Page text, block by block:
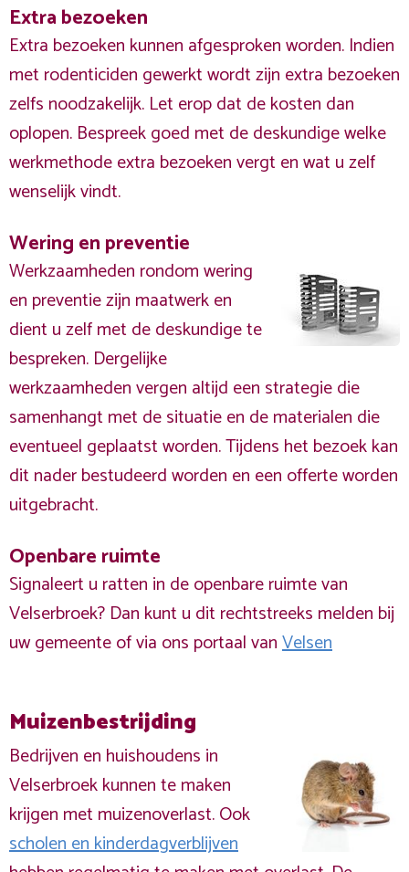
Extra bezoeken
Extra bezoeken kunnen afgesproken worden. Indien
met rodenticiden gewerkt wordt zijn extra bezoeken
zelfs noodzakelijk. Let erop dat de kosten dan
oplopen. Bespreek goed met de deskundige welke
werkmethode extra bezoeken vergt en wat u zelf
wenselijk vindt.
Wering en preventie
Werkzaamheden rondom wering
en preventie zijn maatwerk en
dient u zelf met de deskundige te
bespreken. Dergelijke
werkzaamheden vergen altijd een strategie die
samenhangt met de situatie en de materialen die
eventueel geplaatst worden. Tijdens het bezoek kan
dit nader bestudeerd worden en een offerte worden
uitgebracht.
Openbare ruimte
Signaleert u ratten in de openbare ruimte van
Velserbroek? Dan kunt u dit rechtstreeks melden bij
uw gemeente of via ons portaal vanVelsen
Muizenbestrijding
Bedrijven en huishoudens in
Velserbroek kunnen te maken
krijgen met muizenoverlast. Ook
scholen en kinderdagverblijven